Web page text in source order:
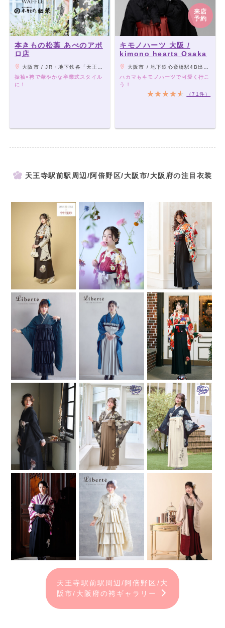
本きもの松葉 あべのアポ
ロ店
大阪市 / JR・地下鉄各「天王寺駅」、近鉄大阪線「大阪阿部野橋駅」から徒歩5分
振袖×袴で華やかな卒業式スタイル
に！
来店
予約
キモノハーツ 大阪 /
kimono hearts Osaka
大阪市 / 地下鉄心斎橋駅4B出口大丸側より南へ、なんば駅14番出口より北へ徒歩2分（グリコ・かに道楽の看板近くの御堂筋沿いドンキホーテ向かいの2Fに一蘭があるビルの6F）
ハカマもキモノハーツで可愛く行こ
う！
（71件）
天王寺駅前駅周辺/阿倍野区/大阪市/大阪府の注目衣装
天王寺駅前駅周辺/阿倍野区/大
阪市/大阪府の袴ギャラリー